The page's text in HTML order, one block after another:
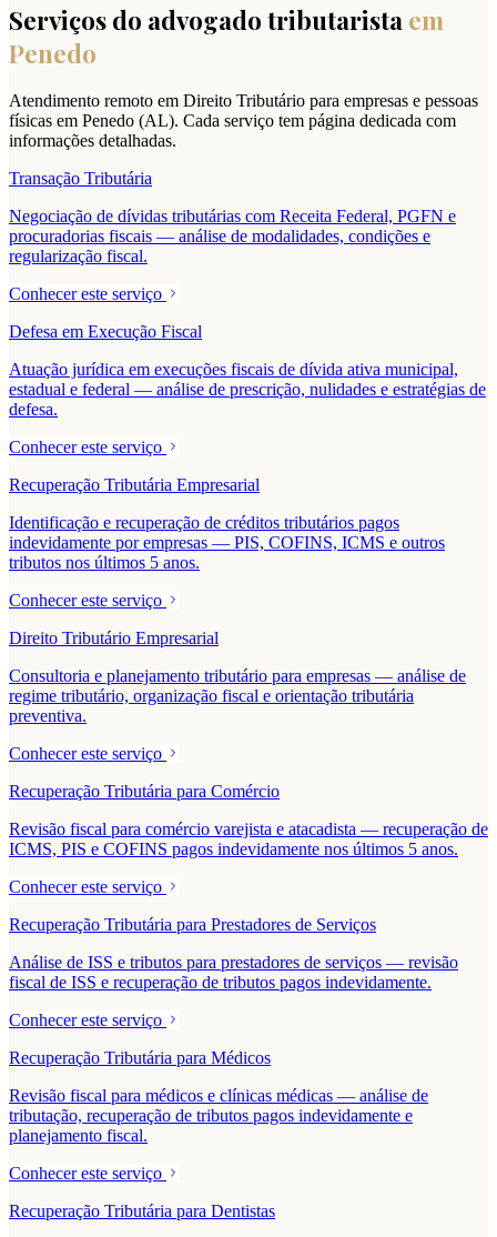
Serviços do advogado tributarista em
Penedo
Atendimento remoto em Direito Tributário para empresas e pessoas
físicas em Penedo (AL). Cada serviço tem página dedicada com
informações detalhadas.
Transação Tributária
Negociação de dívidas tributárias com Receita Federal, PGFN e
procuradorias fiscais — análise de modalidades, condições e
regularização fiscal.
Conhecer este serviço
Defesa em Execução Fiscal
Atuação jurídica em execuções fiscais de dívida ativa municipal,
estadual e federal — análise de prescrição, nulidades e estratégias de
defesa.
Conhecer este serviço
Recuperação Tributária Empresarial
Identificação e recuperação de créditos tributários pagos
indevidamente por empresas — PIS, COFINS, ICMS e outros
tributos nos últimos 5 anos.
Conhecer este serviço
Direito Tributário Empresarial
Consultoria e planejamento tributário para empresas — análise de
regime tributário, organização fiscal e orientação tributária
preventiva.
Conhecer este serviço
Recuperação Tributária para Comércio
Revisão fiscal para comércio varejista e atacadista — recuperação de
ICMS, PIS e COFINS pagos indevidamente nos últimos 5 anos.
Conhecer este serviço
Recuperação Tributária para Prestadores de Serviços
Análise de ISS e tributos para prestadores de serviços — revisão
fiscal de ISS e recuperação de tributos pagos indevidamente.
Conhecer este serviço
Recuperação Tributária para Médicos
Revisão fiscal para médicos e clínicas médicas — análise de
tributação, recuperação de tributos pagos indevidamente e
planejamento fiscal.
Conhecer este serviço
Recuperação Tributária para Dentistas